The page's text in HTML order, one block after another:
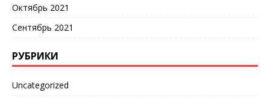
Октябрь 2021
Сентябрь 2021
РУБРИКИ
Uncategorized